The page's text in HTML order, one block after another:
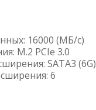
16000 (МБ/с)
M.2 PCIe 3.0
SATA3 (6G)
6